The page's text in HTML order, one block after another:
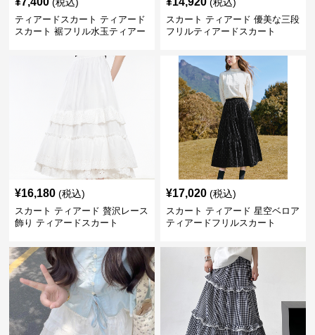
ティアードスカート ティアード
スカート 裾フリル水玉ティアー
スカート ティアード 優美な三段
フリルティアードスカート
¥16,180 (税込)
スカート ティアード 贅沢レース
飾り ティアードスカート
¥17,020 (税込)
スカート ティアード 星空ベロア
ティアードフリルスカート